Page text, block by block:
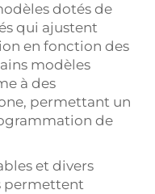
dotés de
qui ajustent
en fonction des
modèles
à des
permettant un
de
et divers
permettent